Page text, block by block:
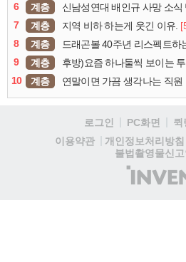
6
계층 신남성연대 배인규 사망 소식
7
계층 지역 비하 하는게 웃긴 이유.
8
계층 드래곤볼 40주년 리스펙트하
9
계층 후방)요즘 하나둘씩 보이는
10
계층 연말이면 가끔 생각나는 직원
로그인 PC화면 퀵
이용약관
개인정보처리방침
불법촬영물신고
(주)
인